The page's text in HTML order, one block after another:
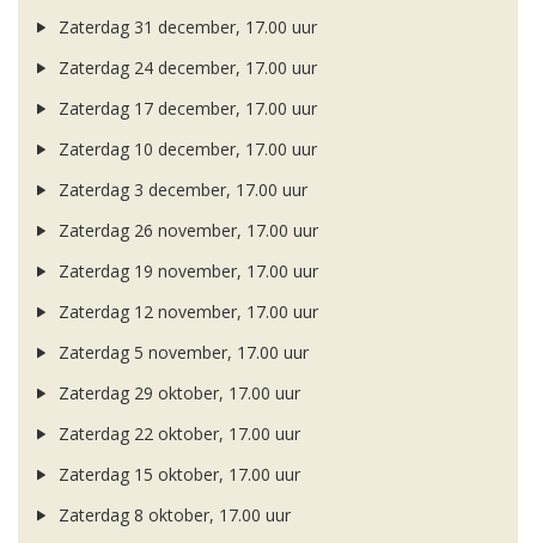
Zaterdag 31 december, 17.00 uur
Zaterdag 24 december, 17.00 uur
Zaterdag 17 december, 17.00 uur
Zaterdag 10 december, 17.00 uur
Zaterdag 3 december, 17.00 uur
Zaterdag 26 november, 17.00 uur
Zaterdag 19 november, 17.00 uur
Zaterdag 12 november, 17.00 uur
Zaterdag 5 november, 17.00 uur
Zaterdag 29 oktober, 17.00 uur
Zaterdag 22 oktober, 17.00 uur
Zaterdag 15 oktober, 17.00 uur
Zaterdag 8 oktober, 17.00 uur